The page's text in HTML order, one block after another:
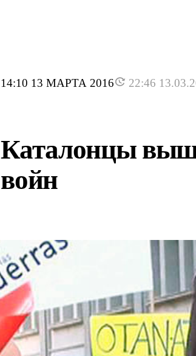
14:10 13 МАРТА 2016 22:46
Каталонцы
войн